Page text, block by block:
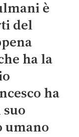
è
del
ha la
ha
umano